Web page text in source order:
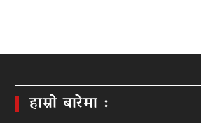
हाम्रो बारेमा :